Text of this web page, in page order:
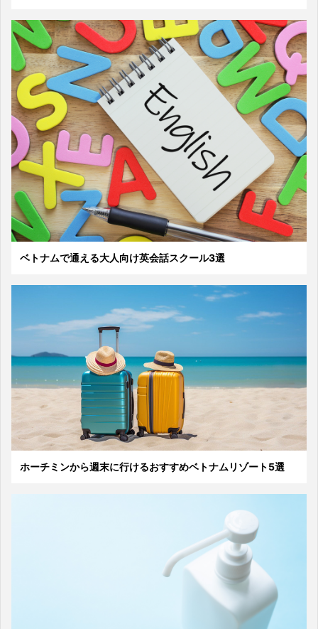
ベトナムで通える大人向け英会話スクール3選
ホーチミンから週末に行けるおすすめベトナムリゾート5選